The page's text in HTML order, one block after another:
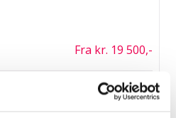
Fra kr. 19 500,-